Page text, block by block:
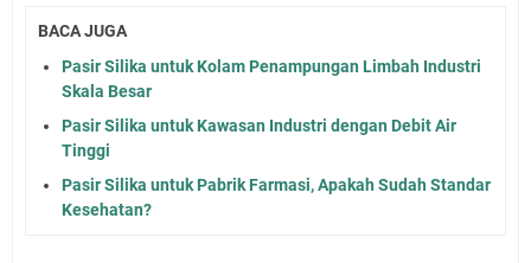
BACA JUGA
Pasir Silika untuk Kolam Penampungan Limbah Industri
Skala Besar
Pasir Silika untuk Kawasan Industri dengan Debit Air
Tinggi
Pasir Silika untuk Pabrik Farmasi, Apakah Sudah Standar
Kesehatan?